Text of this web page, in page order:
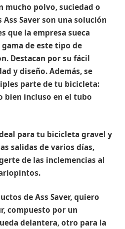
mucho polvo, suciedad o
Saver son una solución
que la empresa sueca
de este tipo de
Destacan por su fácil
y diseño. Además, se
parte de tu bicicleta:
bien incluso en el tubo
para tu bicicleta gravel y
salidas de varios días,
de las inclemencias al
de Ass Saver, quiero
compuesto por un
delantera, otro para la